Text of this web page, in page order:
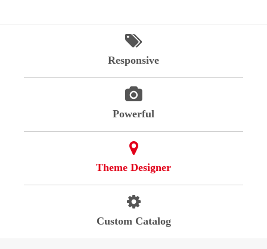
24h/ 365days
376-293 City Road, Suite 600
San Francisco, CA 94102
+44 1234 567 890
Responsive
Powerful
Theme Designer
Custom Catalog